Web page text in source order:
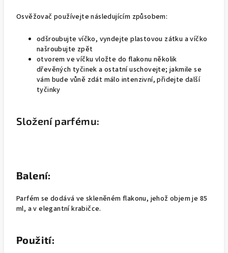
Osvěžovač používejte následujícím způsobem:
odšroubujte víčko, vyndejte plastovou zátku a víčko
našroubujte zpět
otvorem ve víčku vložte do flakonu několik
dřevěných tyčinek a ostatní uschovejte; jakmile se
vám bude vůně zdát málo intenzivní, přidejte další
tyčinky
Složení parfému:
Balení:
Parfém se dodává ve skleněném flakonu, jehož objem je 85
ml, a v elegantní krabičce.
Použití: